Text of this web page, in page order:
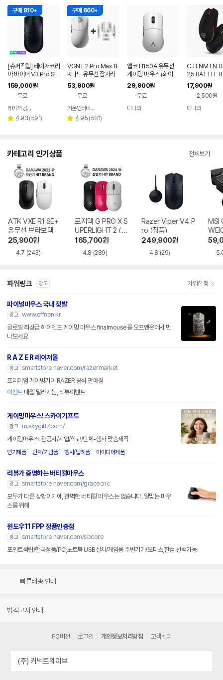
구매 810+
[슈퍼적립] 레이저코리
아 바이퍼 V3 Pro SE
바브삼 e스포츠 무선
게이밍 마우스
159,000원
무료
페이
레이저 공식스토어
별 4.93 리
(591)
구매 660+
VGN F2 Pro Max 8
K나노 유무선 잠자리
게이밍 마우스 화이트
53,900원
무료
페이
가온인터내셔날
별 4.95 리
(581)
앱코 H150A 유무선
게이밍 마우스 (화이
트)
29,900원
무료
다나와
CJ ENM
25 BATTLE
이밍 마우스
17,900원
2,500원
다나와
카테고리 인기상품 전체보기
ATK VXE R1 SE+
유무선 브라보텍
25,900원
4.7 (243)
로지텍 G PRO X S
UPERLIGHT 2 (정
품)
165,700원
4.8 (289)
Razer Viper V4 P
ro (정품)
249,900원
4.8 (29)
MSI
SS
파워링크 광고 가입신청
파이널마우스 국내 정발
광고 www.offnon.kr
글로벌 최상급 하이엔드 게이밍 마우스 finalmouse를 오프앤온에서 만
나보세요
R A Z E R 레이저몰
광고 smartstore.naver.com/razermarket
프리미엄 게이밍기어 RAZER 공식 판매점
이벤트매월 달라지는, 리뷰이벤트
게이밍마우스! 스카이기프트
광고
m.skygift7.com/
게이밍마우스! 관공서/기업/학교/단체-행사 맞춤제작
인기제품 단체/기념품 행사/답례품 아이디어제품
리뷰가 증명하는 버티컬마우스
광고 smartstore.naver.com/gracecnc
모두가 다른 상황이기에, 완벽한 버티컬 마우스는 없습니다. 알맞는 마우
스를 위해
윈도우11 FPP 정품인증점
광고 smartstore.naver.com/sbcore
포인트적립/한국정품/PC,노트북 USB설치/게임용 주변기기/오피스,한컴 선택가능
빠른배송 안내
법적고지 안내
PC버전 로그인 개인정보처리방침 고객센터
(주) 커넥트웨이브